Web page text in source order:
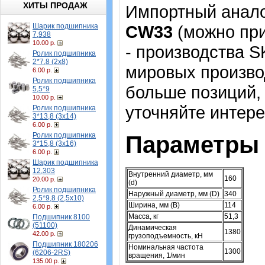
ХИТЫ ПРОДАЖ
Шарик подшипника
7,938
10.00 р.
Ролик подшипника
2*7,8 (2х8)
6.00 р.
Ролик подшипника
5,5*9
10.00 р.
Ролик подшипника
3*13,8 (3х14)
6.00 р.
Ролик подшипника
3*15,8 (3х16)
6.00 р.
Шарик подшипника
12,303
20.00 р.
Ролик подшипника
2,5*9,8 (2,5х10)
6.00 р.
Подшипник 8100
(51100)
42.00 р.
Подшипник 180206
(6206-2RS)
135.00 р.
Импортный
CW33 (можно
- производства
мировых
больше позиций,
уточняйте
Параметры
Внутренний диаметр, мм
(d)
160
Наружный диаметр, мм (D) 340
Ширина, мм (B)
114
Масса, кг
51,3
Динамическая
грузоподъемность, кН
1380
Номинальная частота
вращения, 1/мин
1300